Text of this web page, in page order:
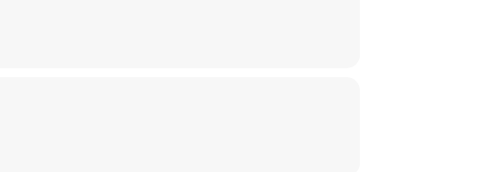
deine Kompetenzen in einem bestehenden
dem Start-up Market vorbei – denn auch unsere